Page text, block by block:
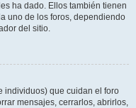
ha dado. Ellos también tienen
uno de los foros, dependiendo
del sitio.
individuos) que cuidan el foro
mensajes, cerrarlos, abrirlos,